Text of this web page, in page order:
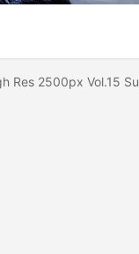
Res 2500px Vol.15